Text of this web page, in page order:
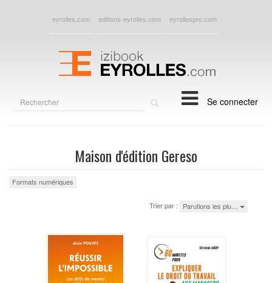
eyrolles.com editions-eyrolles.com eyrollespro.com
Se connecter
Maison d'édition Gereso
Formats numériques
Trier par : Parutions les plu…